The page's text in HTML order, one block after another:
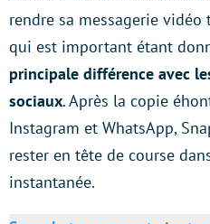
rendre sa messagerie
qui est important étant
principale différence avec
sociaux. Après la copie
Instagram et WhatsApp,
rester en tête de course
instantanée.